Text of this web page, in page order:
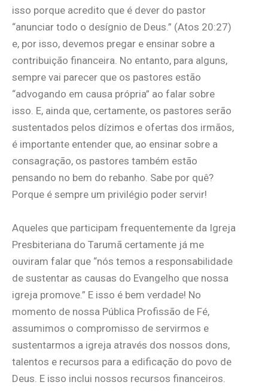
isso porque acredito que é dever do pastor
“anunciar todo o desígnio de Deus.” (Atos 20:27)
e, por isso, devemos pregar e ensinar sobre a
contribuição financeira. No entanto, para alguns,
sempre vai parecer que os pastores estão
“advogando em causa própria” ao falar sobre
isso. E, ainda que, certamente, os pastores serão
sustentados pelos dízimos e ofertas dos irmãos,
é importante entender que, ao ensinar sobre a
consagração, os pastores também estão
pensando no bem do rebanho. Sabe por quê?
Porque é sempre um privilégio poder servir!
Aqueles que participam frequentemente da Igreja
Presbiteriana do Tarumã certamente já me
ouviram falar que “nós temos a responsabilidade
de sustentar as causas do Evangelho que nossa
igreja promove.” E isso é bem verdade! No
momento de nossa Pública Profissão de Fé,
assumimos o compromisso de servirmos e
sustentarmos a igreja através dos nossos dons,
talentos e recursos para a edificação do povo de
Deus. E isso inclui nossos recursos financeiros.